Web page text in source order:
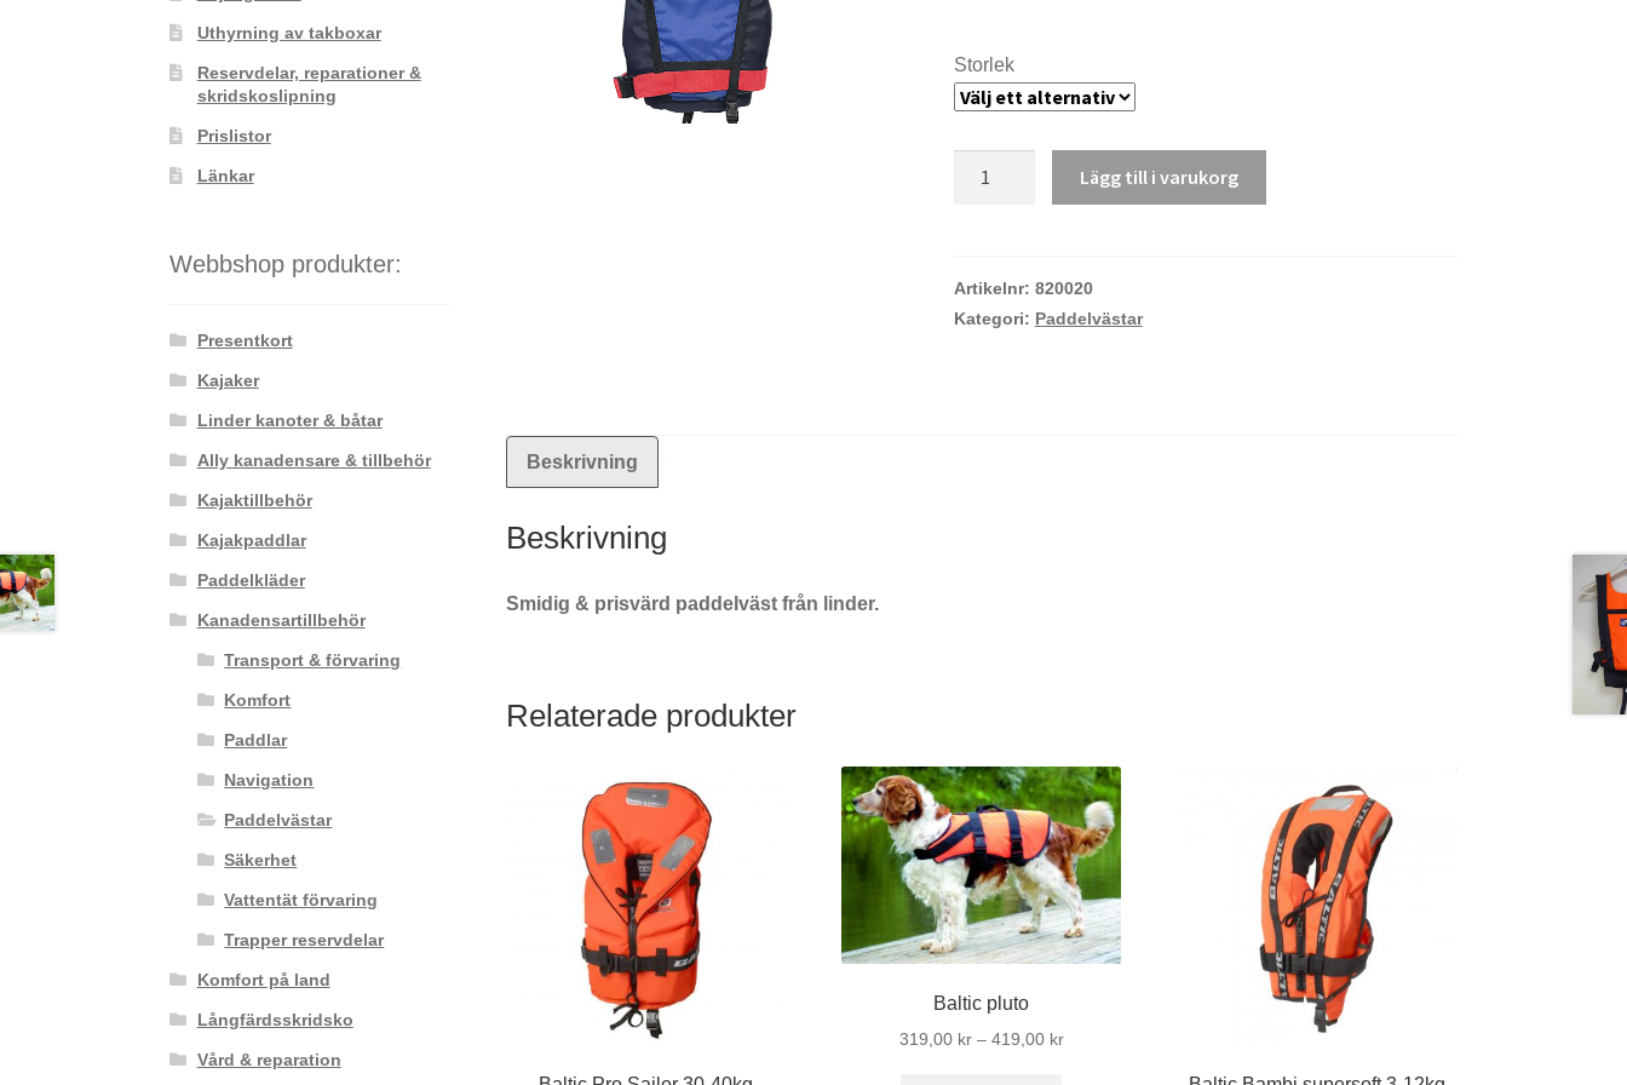
Storlek
Lägg till i varukorg
Artikelnr: 820020
Kategori: Paddelvästar
Beskrivning
Beskrivning
Smidig & prisvärd paddelväst från linder.
Relaterade produkter
Baltic pluto
319,00 kr – 419,00 krPrisintervall:
Uthyrning av takboxar
Reservdelar, reparationer &
skridskoslipning
Prislistor
Länkar
Webbshop produkter:
Presentkort
Kajaker
Linder kanoter & båtar
Ally kanadensare & tillbehör
Kajaktillbehör
Kajakpaddlar
Paddelkläder
Kanadensartillbehör
Transport & förvaring
Komfort
Paddlar
Navigation
Paddelvästar
Säkerhet
Vattentät förvaring
Trapper reservdelar
Komfort på land
Långfärdsskridsko
Vård & reparation